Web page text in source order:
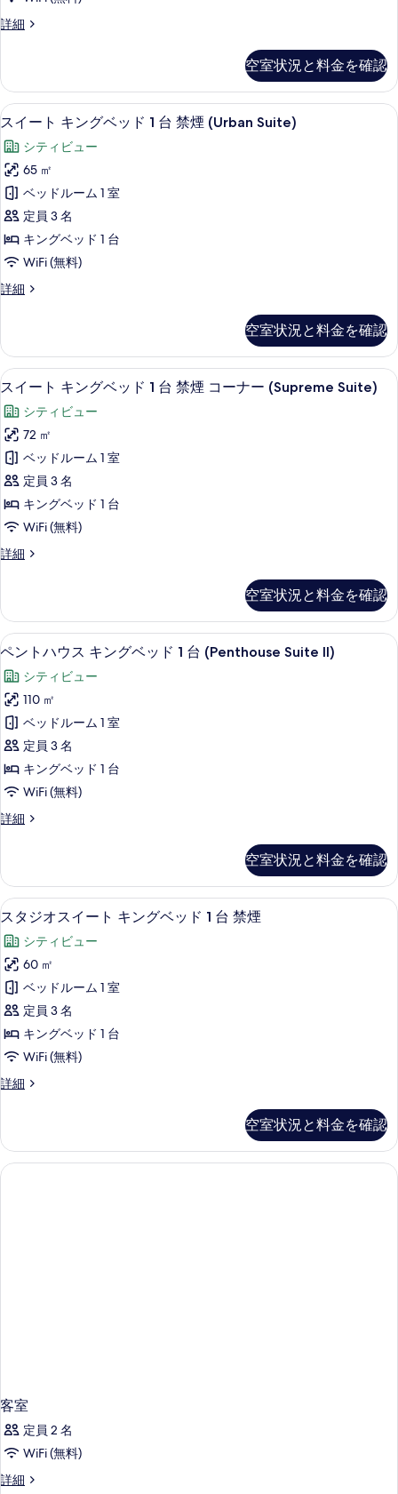
る
Deluxe)
の
べ
て
の
写
真
を
表
示
す
る
台
禁
の
詳
細
ン
グ
ド
1
台
禁
煙
の
す
べ
て
の
真
を
表
示
す
る
詳細
Cozy
ム
キ
ン
ベ
ッ
ド
台
禁
煙
の
細
空室状況と料金を確認
ス
イ
ー
ト
キ
ン
グ
ベ
ッ
1
台
禁
煙
(Urban
Suite)
の
す
べ
て
の
真
を
表
示
す
る
スイート キングベッド 1 台 禁煙
5
スイート キングベッド 1 台 禁煙 (Urban Suite)
シティビュー
65 ㎡
ベッドルーム 1 室
定員 3 名
キングベッド 1 台
WiFi (無料)
詳細
ス
キ
ン
グ
ッ
ド
台
禁
煙
(Urban
Suite)
詳
空室状況と料金を確認
ス
イ
ー
ト
キ
ン
グ
ベ
ッ
1
台
禁
煙
コ
ー
ナ
ー
(Supreme
Suite)
の
べ
て
の
写
真
を
表
示
す
る
スイート キングベッド 1 台 禁煙 コ
5
スイート キングベッド 1 台 禁煙 コーナー (Supreme Suite)
シティビュー
72 ㎡
ベッドルーム 1 室
定員 3 名
キングベッド 1 台
WiFi (無料)
詳細
ス
キ
ン
グ
ッ
ド
台
禁
煙
コ
ー
ー
の
詳
細
空室状況と料金を確認
ペ
ン
ト
ハ
ウ
ス
キ
ン
グ
ッ
ド
1
台
(Penthouse
Suite
II)
の
す
て
写
真
ペントハウス キングベッド 1 台
6
ペントハウス キングベッド 1 台 (Penthouse Suite II)
シティビュー
110 ㎡
ベッドルーム 1 室
定員 3 名
キングベッド 1 台
WiFi (無料)
詳細
ペ
ウ
ス
キ
グ
ベ
ッ
ド
台
(Penthouse
Suite
の
空室状況と料金を確認
ス
タ
ジ
オ
ス
イ
ー
ト
キ
グ
ベ
の
写
真
を
スタジオスイート キングベッド 1 台
4
スタジオスイート キングベッド 1 台 禁煙
シティビュー
60 ㎡
ベッドルーム 1 室
定員 3 名
キングベッド 1 台
WiFi (無料)
詳細
ス
ス
イ
ー
細
空室状況と料金を確認
客室
定員 2 名
WiFi (無料)
詳細
客